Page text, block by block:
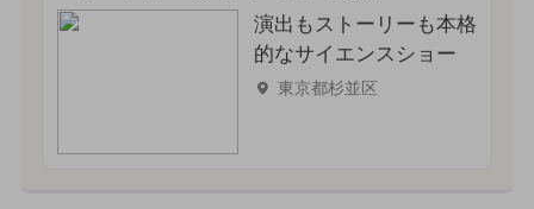
演出もストーリーも本格
的なサイエンスショー
東京都杉並区